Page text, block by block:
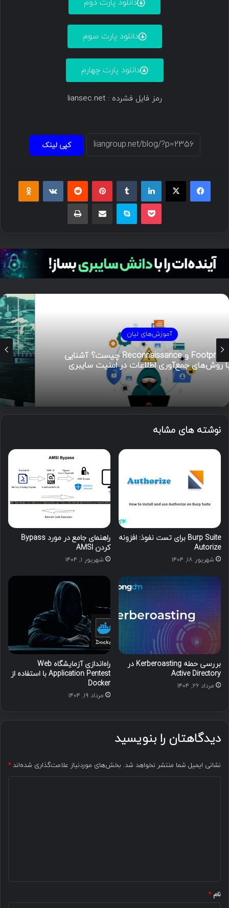
دانلود پارت دوم
دانلود پارت سوم
دانلود پارت چهارم
رمز فایل فشرده : liansec.net
کپی لینک
آموزش‌های لیان
هوش تهدیدات سایبری (CTI)؛ راهنمای جامع از
تحلیل تا مدیریت رخداد
نوشته های مشابه
Burp Suite برای تست نفوذ: افزونه
Autorize
شهریور ۱۸, ۱۴۰۴
راهنمای جامع در مورد Bypass
کردن AMSI
شهریور ۱, ۱۴۰۴
بررسی حمله Kerberoasting در
Active Directory
مرداد ۲۶, ۱۴۰۴
راه‌اندازی آزمایشگاه Web
Application Pentest با استفاده از
Docker
مرداد ۱۹, ۱۴۰۴
دیدگاهتان را بنویسید
نشانی ایمیل شما منتشر نخواهد شد. بخش‌های موردنیاز علامت‌گذاری شده‌اند*
نام*